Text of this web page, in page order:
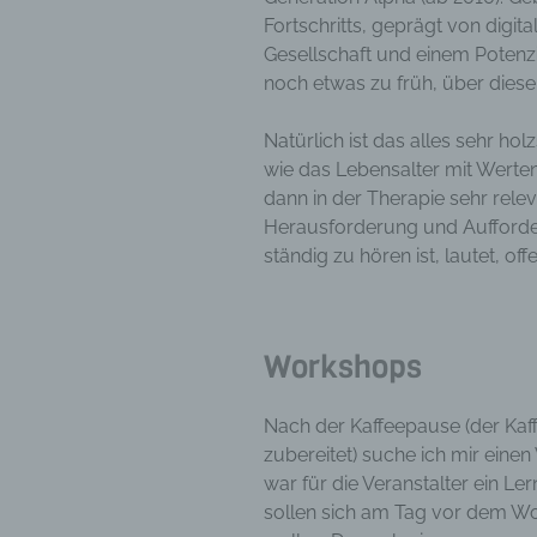
Fortschritts, geprägt von
Gesellschaft und einem
noch etwas zu früh, über
Natürlich ist das alles sehr
wie das Lebensalter mit
dann in der Therapie sehr
Herausforderung und
ständig zu hören ist, lautet,
Workshops
Nach der Kaffeepause (der
zubereitet) suche ich mir
war für die Veranstalter ein
sollen sich am Tag vor dem
f)
auf
dass